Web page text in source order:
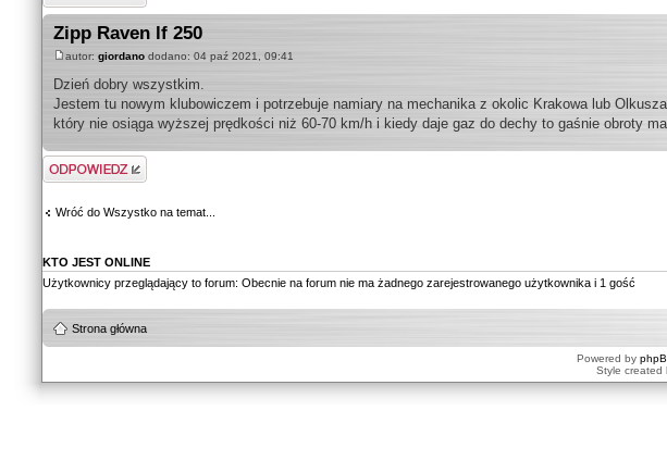
Zipp Raven lf 250
autor:giordano dodano: 04 paź 2021, 09:41
Dzień dobry wszystkim.
Jestem tu nowym klubowiczem i potrzebuje namiary na mechanika z okolic Krakowa lub
który nie osiąga wyższej prędkości niż 60-70 km/h i kiedy daje gaz do dechy to gaśnie obroty
Odpowiedz
Wróć do Wszystko na temat...
KTO JEST ONLINE
Użytkownicy przeglądający to forum: Obecnie na forum nie ma żadnego zarejestrowanego użytkownika i 1 gość
Strona główna
Powered by
Style created